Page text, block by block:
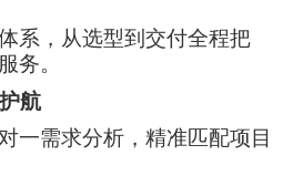
系，从选型到交付全程把
务。
航
对一需求分析，精准匹配项目